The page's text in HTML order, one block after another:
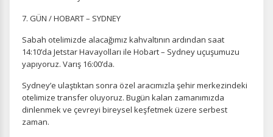
7. GÜN / HOBART – SYDNEY
Sabah otelimizde alacağımız kahvaltının ardından saat
14:10’da Jetstar Havayolları ile Hobart – Sydney uçuşumuzu
yapıyoruz. Varış 16:00’da.
Sydney’e ulaştıktan sonra özel aracımızla şehir merkezindeki
otelimize transfer oluyoruz. Bugün kalan zamanımızda
dinlenmek ve çevreyi bireysel keşfetmek üzere serbest
zaman.